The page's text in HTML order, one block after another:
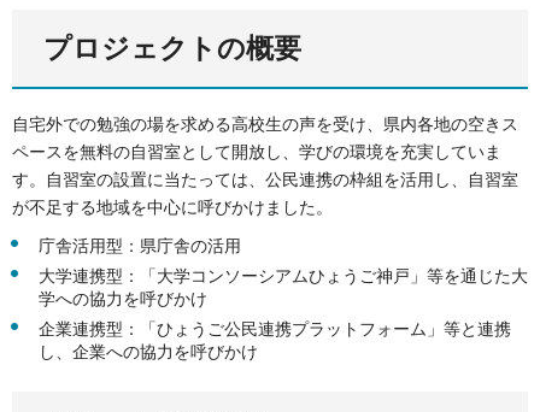
プロジェクトの概要
自宅外での勉強の場を求める高校生の声を受け、県内各地の空きス
ペースを無料の自習室として開放し、学びの環境を充実していま
す。自習室の設置に当たっては、公民連携の枠組を活用し、自習室
が不足する地域を中心に呼びかけました。
庁舎活用型：県庁舎の活用
大学連携型：「大学コンソーシアムひょうご神戸」等を通じた大
学への協力を呼びかけ
企業連携型：「ひょうご公民連携プラットフォーム」等と連携
し、企業への協力を呼びかけ